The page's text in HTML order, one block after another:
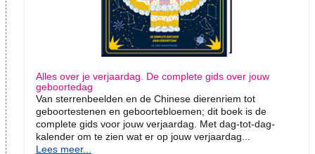
Alles over je verjaardag. De complete gids over jouw
geboortedag
Van sterrenbeelden en de Chinese dierenriem tot
geboortestenen en geboortebloemen; dit boek is de
complete gids voor jouw verjaardag. Met dag-tot-dag-
kalender om te zien wat er op jouw verjaardag...
Lees meer...